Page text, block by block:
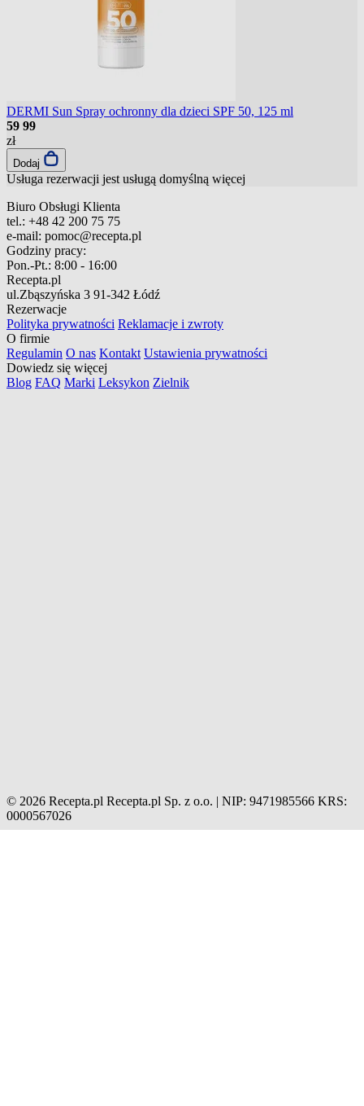
DERMI Sun Spray ochronny dla dzieci SPF 50, 125 ml
59 99
zł
Dodaj
Usługa rezerwacji jest usługą domyślną więcej
Biuro Obsługi Klienta
tel.: +48 42 200 75 75
e-mail: pomoc@recepta.pl
Godziny pracy:
Pon.-Pt.: 8:00 - 16:00
Recepta.pl
ul.Zbąszyńska 3 91-342 Łódź
Rezerwacje
Polityka prywatności Reklamacje i zwroty
O firmie
Regulamin O nas Kontakt Ustawienia prywatności
Dowiedz się więcej
Blog FAQ Marki Leksykon Zielnik
© 2026 Recepta.pl Recepta.pl Sp. z o.o. | NIP: 9471985566 KRS:
0000567026